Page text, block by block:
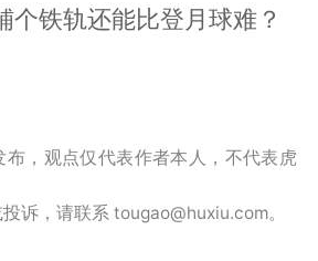
个铁轨还能比登月球难？
，观点仅代表作者本人，不代表虎
诉，请联系 tougao@huxiu.com。